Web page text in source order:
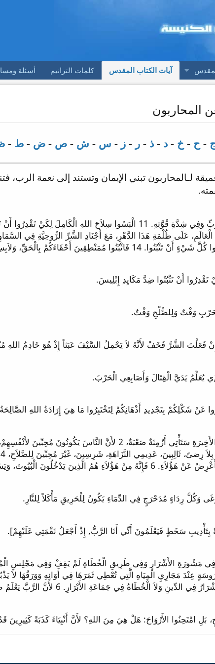
آيات الكتاب المقدس كلمات الترانيم أسئلة
المحاربون
- ح - خ - د - ذ - ر - ز - س - ش - ص - ض - ط -
لـالمحاربون تبني الإيمان وتستند إلى نعمة الرب،
دِرْعَ الْبِرِّ، 15 وَحَاذِينَ أَرْجُلَكُمْ بِاسْتِعْدَادِ إِنْجِيلِ السَّلاَمِ. ...
1 وَلَكِنِ اعْلَمْ هَذَا أَنَّهُ فِي الأَيَّامِ الأَخِيرَةِ سَتَأْتِي
مُحَمَّلاَتٍ خَطَايَا، مُنْسَاقَاتٍ بِشَهَوَاتٍ مُخْتَلِفَةٍ. ...